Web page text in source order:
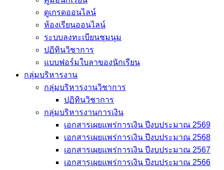
ดูเกรดออนไลน์
ห้องเรียนออนไลน์
ระบบลงทะเบียนชุมนุม
ปฏิทินวิชาการ
แบบฟอร์มใบลาของนักเรียน
กลุ่มบริหารงาน
กลุ่มบริหารงานวิชาการ
ปฏิทินวิชาการ
กลุ่มบริหารงานการเงิน
เอกสารเผยแพร่การเงิน ปีงบประมาณ 2569
เอกสารเผยแพร่การเงิน ปีงบประมาณ 2568
เอกสารเผยแพร่การเงิน ปีงบประมาณ 2567
เอกสารเผยแพร่การเงิน ปีงบประมาณ 2566